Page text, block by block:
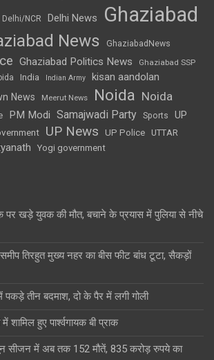
Delhi/NCR Delhi News Ghaziabad
News GhaziabadNews
Ghaziabad Politics News Ghaziabad SSP
India Indian Army kisan aandolan
News Meerut News Noida Noida
PM Modi Samajwadi Party Sports
UP
UP News UP Police
UTTAR
Yogi government
खड़े युवक की मौत, बचाने के प्रयास में पुलिया से नीचे
तिरहुत मुख्य नहर का बीस फीट बांध टूटा, सैकड़ों
तीन बदमाश, दो के पैर में लगी गोली
हुए पार्श्वगायक बी प्राक
सीजन में अब तक 152 मौतें, 835 करोड़ रुपये का